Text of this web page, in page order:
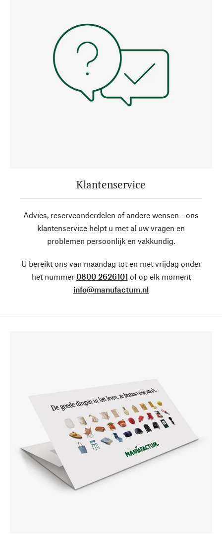
Klantenservice
Advies, reserveonderdelen of andere wensen - ons
klantenservice helpt u met al uw vragen en
problemen persoonlijk en vakkundig.
U bereikt ons van maandag tot en met vrijdag onder
het nummer 0800 2626101 of op elk moment
info@manufactum.nl